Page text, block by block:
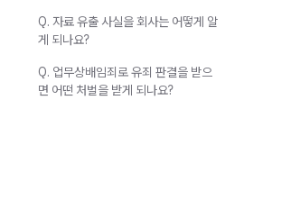
Q. 자료 유출 사실을 회사는 어떻게 알
게 되나요?
Q. 업무상배임죄로 유죄 판결을 받으
면 어떤 처벌을 받게 되나요?